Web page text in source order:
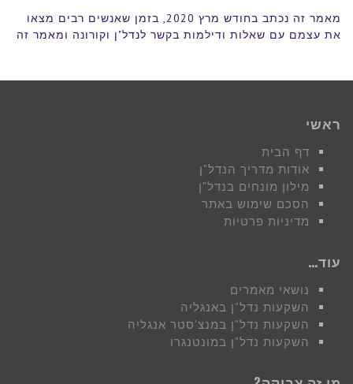
מאמר זה נכתב בחודש מרץ 2020, בזמן שאנשים רבים מצאו
את עצמם עם שאלות ודילמות בקשר לנדל"ן וקורונה ומאמר זה
ראשי
דף הבית
אודות מדריך הנדל"ן
מילון מונחים בנדל"ן
הסכם שימוש באתר
מדיניות פרטיות
עוד…
נושאי מאמרים
השקעות נדל"ן באנגליה
השקעות נדל"ן במנצ'סטר אנגליה
השקעות נדל"ן במונטנגרו